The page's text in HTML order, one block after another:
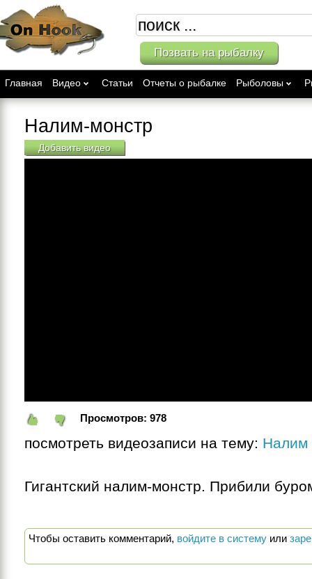
Позвать на рыбалку
Главная Видео Статьи Отчеты о рыбалке Рыболовы
Налим-монстр
Добавить видео
Просмотров: 978
посмотреть видеозаписи на тему: Налим
Гигантский налим-монстр. Прибили
Чтобы оставить комментарий, войдите в систему или